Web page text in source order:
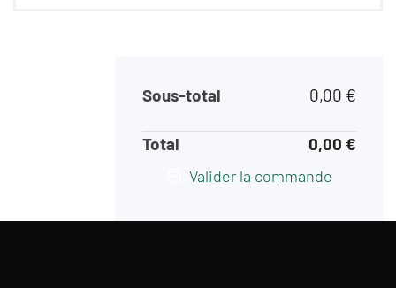
Sous-total 0,00 €
Total 0,00 €
Valider la commande